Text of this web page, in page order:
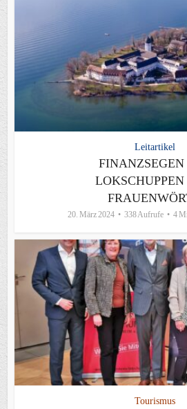
Leitartikel
FINANZSEGEN
20. März 2024 338 Aufrufe 4
Tourismus